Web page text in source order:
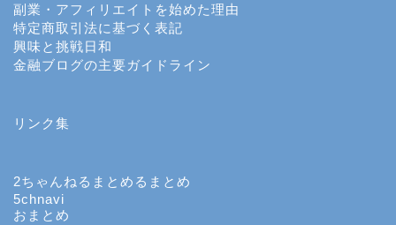
副業・アフィリエイトを始めた理由
特定商取引法に基づく表記
興味と挑戦日和
金融ブログの主要ガイドライン
リンク集
2ちゃんねるまとめるまとめ
5chnavi
おまとめ